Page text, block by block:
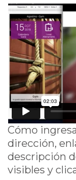
Cómo
dirección,
descripción
visibles y